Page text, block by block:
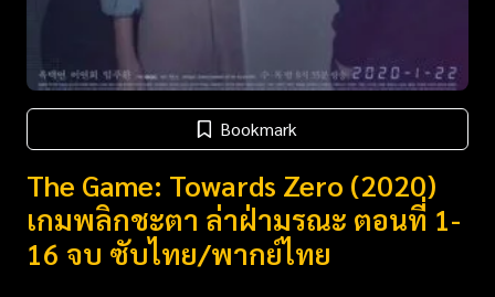
Bookmark
The Game: Towards Zero (2020)
เกมพลิกชะตา ล่าฝ่ามรณะ ตอนที่ 1-
16 จบ ซับไทย/พากย์ไทย